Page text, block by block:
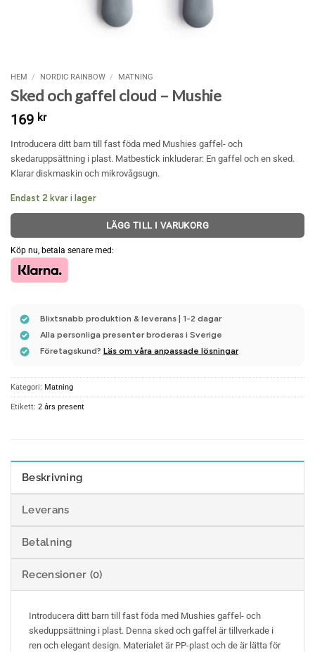
HEM / NORDIC RAINBOW / MATNING
Sked och gaffel cloud – Mushie
169 kr
Introducera ditt barn till fast föda med Mushies gaffel- och
skedaruppsättning i plast. Matbestick inkluderar: En gaffel och en sked.
Klarar diskmaskin och mikrovågsugn.
Endast 2 kvar i lager
LÄGG TILL I VARUKORG
Köp nu, betala senare med:
Blixtsnabb produktion & leverans | 1-2 dagar
Alla personliga presenter broderas i Sverige
Företagskund?Läs om våra anpassade lösningar
Kategori: Matning
Etikett: 2 års present
Beskrivning
Leverans
Betalning
Recensioner (0)
Introducera ditt barn till fast föda med Mushies gaffel- och
skeduppsättning i plast. Denna sked och gaffel är tillverkade i
ren och elegant design. Materialet är PP-plast och de är lätta för